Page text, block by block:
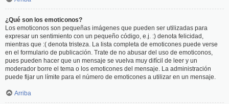
¿Qué son los emoticonos?
Los emoticonos son pequeñas imágenes que pueden ser utilizadas para
expresar un sentimiento con un pequeño código, e.j. :) denota felicidad,
mientras que :( denota tristeza. La lista completa de emoticones puede verse
en el formulario de publicación. Trate de no abusar del uso de emoticonos,
pues pueden hacer que un mensaje se vuelva muy difícil de leer y un
moderador borre el tema o los emoticones del mensaje. La administración
puede fijar un límite para el número de emoticones a utilizar en un mensaje.
Arriba